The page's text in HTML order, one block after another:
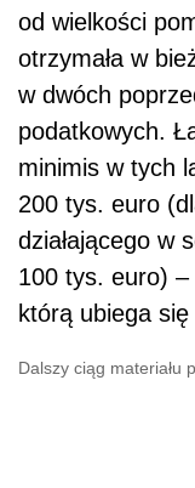
od wielkości
otrzymała w
w dwóch
podatkowych.
minimis w tych
200 tys. euro
działającego w
100 tys. euro) –
którą ubiega się
Dalszy ciąg materiału